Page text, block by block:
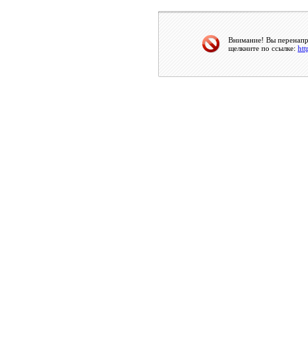
Внимание! Вы
щелкните по ссылке: